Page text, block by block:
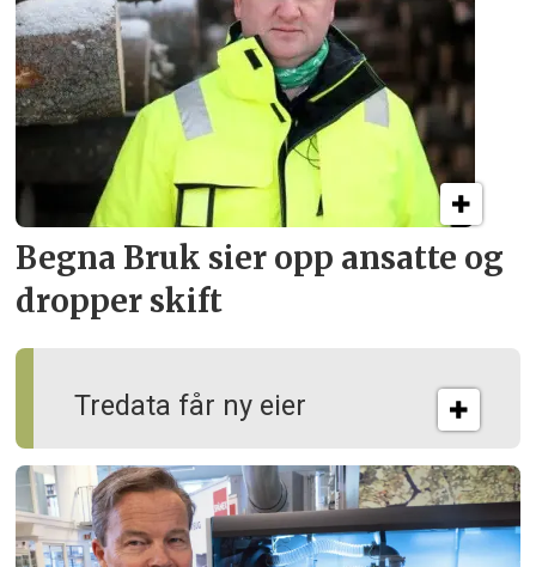
Tredata får ny eier
Begna Bruk sier opp ansatte og
dropper skift